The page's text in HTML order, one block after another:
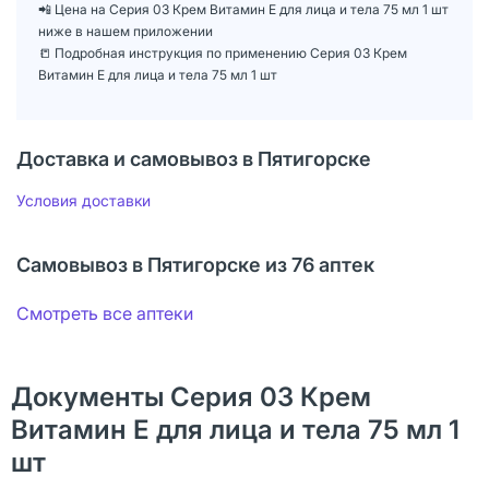
📲 Цена на Серия 03 Крем Витамин Е для лица и тела 75 мл 1 шт
ниже в нашем приложении
📒 Подробная инструкция по применению Серия 03 Крем
Витамин Е для лица и тела 75 мл 1 шт
Доставка и самовывоз в Пятигорске
Условия доставки
Самовывоз в Пятигорске из 76 аптек
Смотреть все аптеки
Документы Серия 03 Крем
Витамин Е для лица и тела 75 мл 1
шт